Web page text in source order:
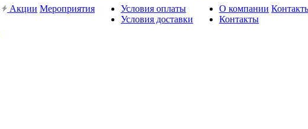
Акции Мероприятия
Условия оплаты
Условия доставки
О компании
Контакты